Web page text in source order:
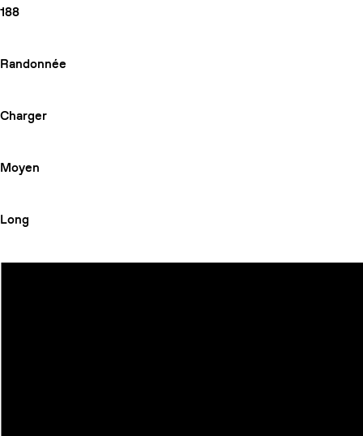
188
Randonnée
Charger
Moyen
Long